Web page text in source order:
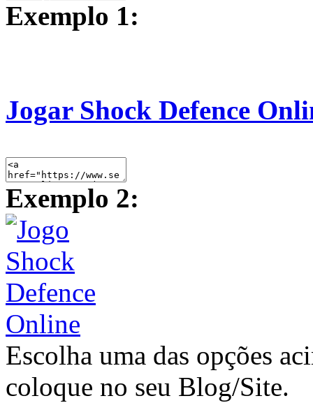
Exemplo 1:
Jogar Shock Defence
Exemplo 2:
Escolha uma das opções
coloque no seu Blog/Site.